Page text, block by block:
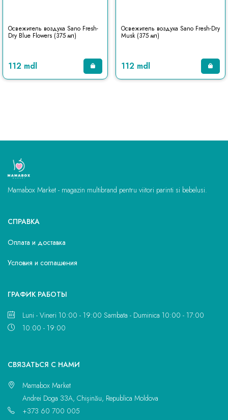
Освежитель воздуха Sano Fresh-
Dry Blue Flowers (375 мл)
112 mdl
Освежитель воздуха Sano Fresh-Dry
Musk (375 мл)
112 mdl
Mamabox Market - magazin multibrand pentru viitori parinti si bebelusi.
СПРАВКА
Оплата и доставка
Условия и соглашения
ГРАФИК РАБОТЫ
Luni - Vineri 10:00 - 19:00 Sambata - Duminica 10:00 - 17:00
10:00 - 19:00
CВЯЗАТЬСЯ С НАМИ
Mamabox Market
Andrei Doga 33A, Chișinău, Republica Moldova
+373 60 700 005